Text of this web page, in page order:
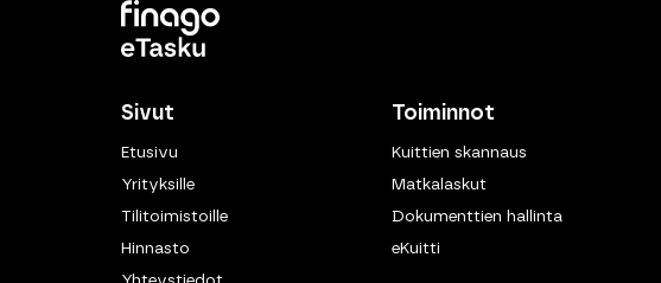
Sivut
Etusivu
Yrityksille
Tilitoimistoille
Hinnasto
Toiminnot
Kuittien skannaus
Matkalaskut
Dokumenttien hallinta
eKuitti